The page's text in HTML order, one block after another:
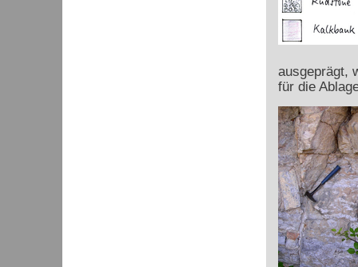
ausgeprägt,
für die